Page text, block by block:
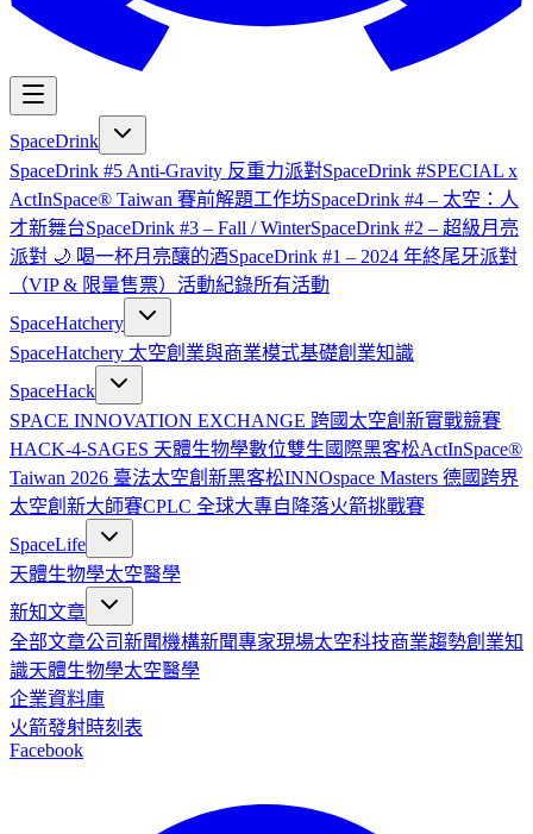
SpaceDrink
SpaceDrink #5 Anti-Gravity 反重力派對SpaceDrink #SPECIAL x
ActInSpace® Taiwan 賽前解題工作坊SpaceDrink #4 – 太空：人
才新舞台SpaceDrink #3 – Fall / WinterSpaceDrink #2 – 超級月亮
派對 🌙 喝一杯月亮釀的酒SpaceDrink #1 – 2024 年終尾牙派對
（VIP & 限量售票） 活動紀錄所有活動
SpaceHatchery
SpaceHatchery 太空創業與商業模式基礎創業知識
SpaceHack
SPACE INNOVATION EXCHANGE 跨國太空創新實戰競賽
HACK-4-SAGES 天體生物學數位雙生國際黑客松ActInSpace®
Taiwan 2026 臺法太空創新黑客松INNOspace Masters 德國跨界
太空創新大師賽CPLC 全球大專自降落火箭挑戰賽
SpaceLife
天體生物學太空醫學
新知文章
全部文章公司新聞機構新聞專家現場太空科技商業趨勢創業知
識天體生物學太空醫學
企業資料庫
火箭發射時刻表
Facebook